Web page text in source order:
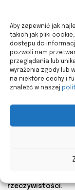
Aby zapewnić jak
takich jak pliki
dostępu do
pozwoli nam
przeglądania lub
wyrażenia zgody lub
na niektóre cechy i
znaleźć w naszej
Czynności
i rozbieranie).
Przygotowanie do
12.30 – 13.00
Obiad.
rzeczywistości.